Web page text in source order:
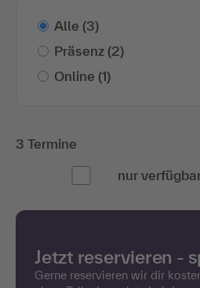
Alle (3)
Präsenz (2)
Online (1)
3 Termine
nur
Jetzt reservieren -
Gerne reservieren wir dir